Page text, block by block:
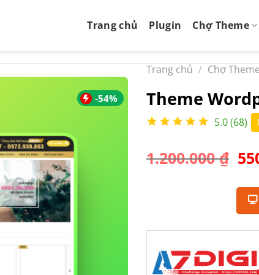
Trang chủ Plugin Chợ Theme
-54%
Trang chủ / Chợ Theme
Theme
5.0 (68)
1.200.000₫ Giá
là: